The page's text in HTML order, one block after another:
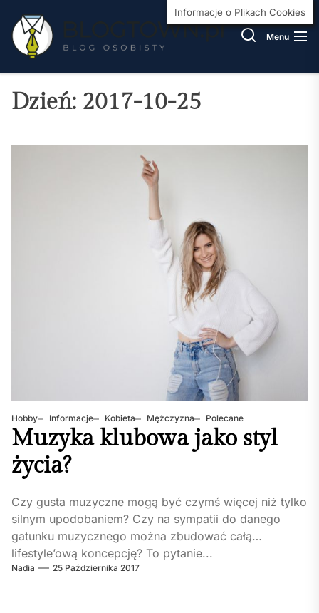
the
content
Menu
Dzień: 2017-10-25
Hobby Informacje Kobieta Mężczyzna Polecane
Muzyka klubowa jako styl
życia?
Czy gusta muzyczne mogą być czymś więcej niż tylko
silnym upodobaniem? Czy na sympatii do danego
gatunku muzycznego można zbudować całą
lifestyle’ową koncepcję? To pytanie...
Nadia 25 Października 2017
Informacje o Plikach Cookies